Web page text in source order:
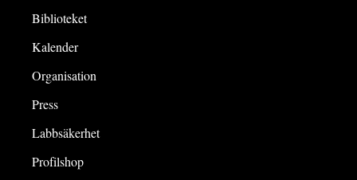
Biblioteket
Kalender
Organisation
Press
Labbsäkerhet
Profilshop